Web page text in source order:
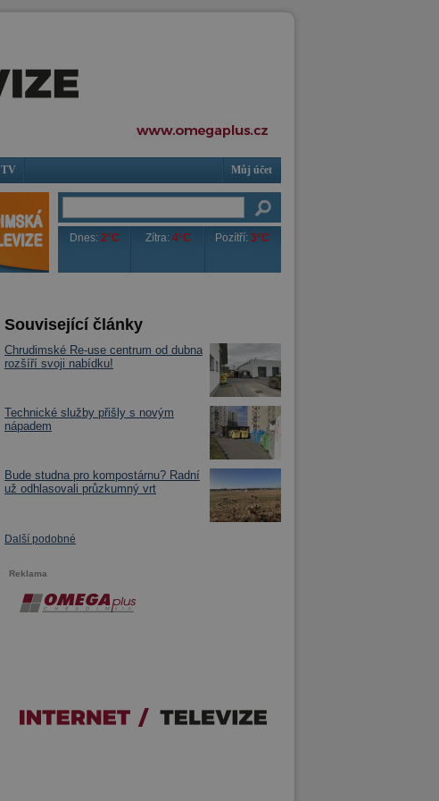
TV Můj účet
Dnes:2°C Zítra:4°C Pozítří: 3°C
Související články
Chrudimské Re-use centrum od dubna
rozšíří svoji nabídku!
Technické služby přišly s novým
nápadem
Bude studna pro kompostárnu? Radní
už odhlasovali průzkumný vrt
Další podobné
Reklama